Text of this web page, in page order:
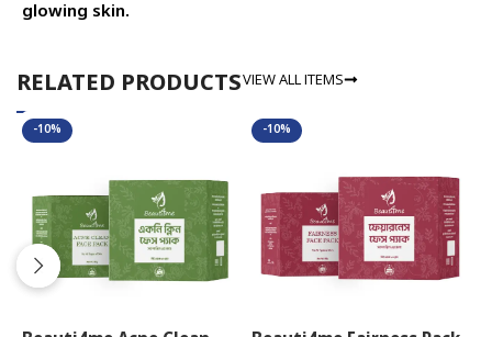
glowing skin.
RELATED PRODUCTSVIEW ALL ITEMS
-10% -10%